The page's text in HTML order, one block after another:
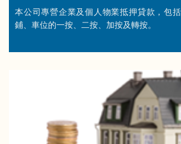
本公司專營企業及個人物業抵押貸款，包
鋪、車位的一按、二按、加按及轉按。